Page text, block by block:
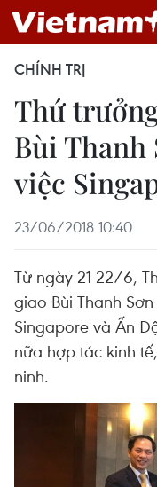
CHÍNH TRỊ
Thứ
Bùi Thanh
việc
23/06/2018 10:40
Từ ngày 21-22/6,
giao Bùi Thanh
Singapore và Ấn
nữa hợp tác kinh
ninh.